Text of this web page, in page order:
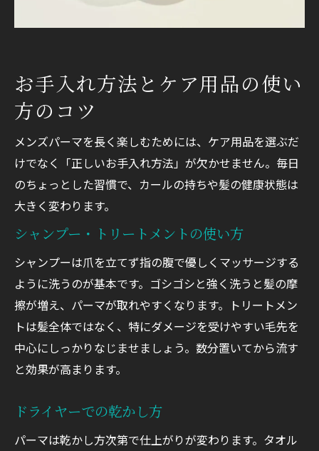
お手入れ方法とケア用品の使い
方のコツ
メンズパーマを長く楽しむためには、ケア用品を選ぶだ
けでなく「正しいお手入れ方法」が欠かせません。毎日
のちょっとした習慣で、カールの持ちや髪の健康状態は
大きく変わります。
シャンプー・トリートメントの使い方
シャンプーは爪を立てず指の腹で優しくマッサージする
ように洗うのが基本です。ゴシゴシと強く洗うと髪の摩
擦が増え、パーマが取れやすくなります。トリートメン
トは髪全体ではなく、特にダメージを受けやすい毛先を
中心にしっかりなじませましょう。数分置いてから流す
と効果が高まります。
ドライヤーでの乾かし方
パーマは乾かし方次第で仕上がりが変わります。タオル